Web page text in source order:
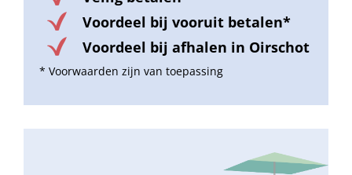
Voordeel bij vooruit betalen*
Voordeel bij afhalen in Oirschot
* Voorwaarden zijn van toepassing